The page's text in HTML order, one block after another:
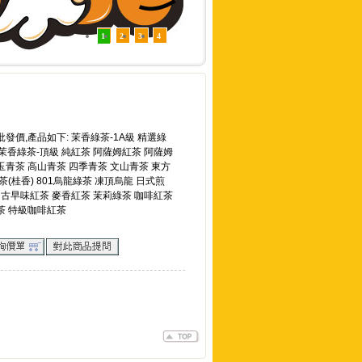
1 2 3 4
發價,產品如下: 茉香綠茶-1A級 精選綠
香綠茶-頂級 純紅茶 阿薩姆紅茶 阿薩姆
青茶 高山青茶 四季青茶 文山青茶 東方
(桂香) 801烏龍綠茶 凍頂烏龍 日式煎
早味紅茶 麥香紅茶 茉莉綠茶 咖啡紅茶
特級咖啡紅茶